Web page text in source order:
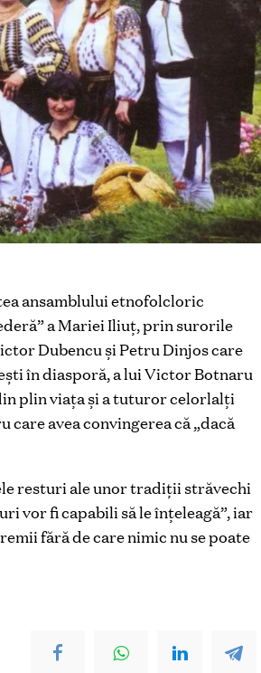
ansamblului etnofolcloric
a Mariei Iliuț, prin surorile
Dubencu și Petru Dinjos care
în diasporă, a lui Victor Botnaru
plin viața și a tuturor celorlalți
avea convingerea că „dacă
resturi ale unor tradiții străvechi
vor fi capabili să le înțeleagă”, iar
fără de care nimic nu se poate